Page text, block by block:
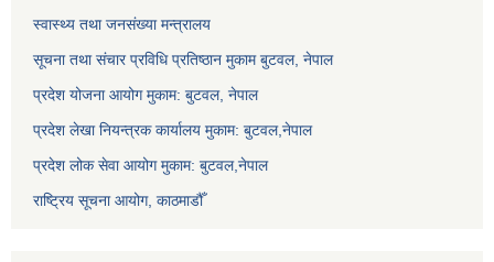
स्वास्थ्य तथा जनसंख्या मन्त्रालय
सूचना तथा संचार प्रविधि प्रतिष्ठान मुकाम बुटवल, नेपाल
प्रदेश योजना आयोग मुकाम: बुटवल, नेपाल
प्रदेश लेखा नियन्त्रक कार्यालय मुकाम: बुटवल,नेपाल
प्रदेश लोक सेवा आयोग मुकाम: बुटवल,नेपाल
राष्ट्रिय सूचना आयोग, काठमाडौँ